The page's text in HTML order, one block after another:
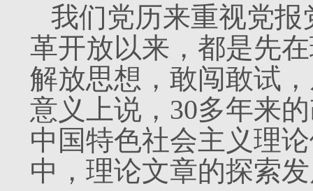
我们党历来重视党
革开放以来，都是先
解放思想，敢闯敢试
意义上说，30多年来
中国特色社会主义理
中，理论文章的探索